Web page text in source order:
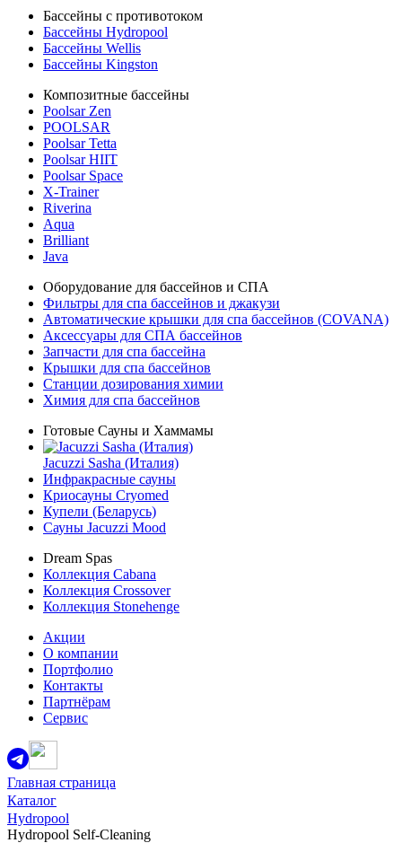
Бассейны с противотоком
Бассейны Hydropool
Бассейны Wellis
Бассейны Kingston
Композитные бассейны
Poolsar Zen
POOLSAR
Poolsar Tetta
Poolsar HIIT
Poolsar Space
X-Trainer
Riverina
Aqua
Brilliant
Java
Оборудование для бассейнов и СПА
Фильтры для спа бассейнов и джакузи
Автоматические крышки для спа бассейнов (COVANA)
Аксессуары для СПА бассейнов
Запчасти для спа бассейна
Крышки для спа бассейнов
Станции дозирования химии
Химия для спа бассейнов
Готовые Сауны и Хаммамы
Jacuzzi Sasha (Италия)
Инфракрасные сауны
Криосауны Cryomed
Купели (Беларусь)
Сауны Jacuzzi Mood
Dream Spas
Коллекция Cabana
Коллекция Crossover
Коллекция Stonehenge
Акции
О компании
Портфолио
Контакты
Партнёрам
Сервис
Главная страница
Каталог
Hydropool
Hydropool Self-Сleaning